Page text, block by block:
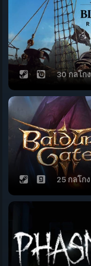
30 กลโกง
25 กลโกง